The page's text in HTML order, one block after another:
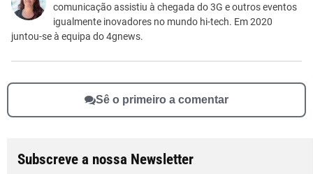
Outro
comunicação assistiu à chegada do 3G e outros eventos
igualmente inovadores no mundo hi-tech. Em 2020
juntou-se à equipa do 4gnews.
Sê o primeiro a comentar
Subscreve a nossa Newsletter